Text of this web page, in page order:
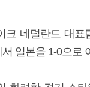
크 네덜란드 대표
일본을 1-0으로